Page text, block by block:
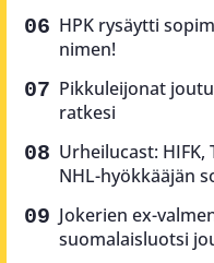
HPK rysäytti
nimen!
Pikkuleijonat
ratkesi
Urheilucast: HIFK,
NHL-hyökkääjän
Jokerien ex-
suomalaisluotsi